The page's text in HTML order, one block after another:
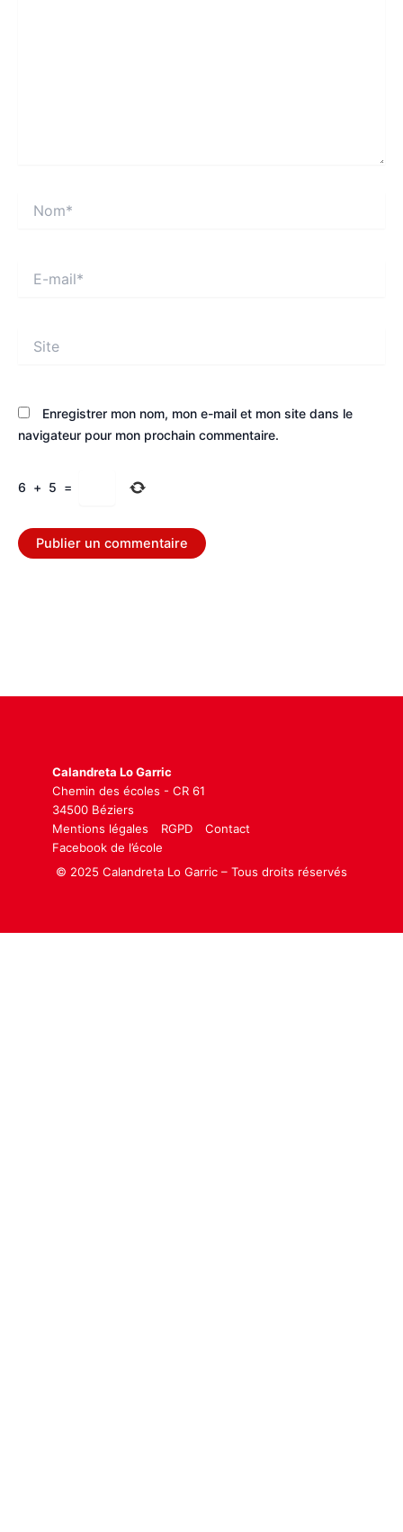
mail*
Enregistrer mon nom, mon e-mail et mon site dans le
navigateur pour mon prochain commentaire.
6 + 5 =
Calandreta Lo Garric
Chemin des écoles - CR 61
34500 Béziers
Mentions légales
RGPD
Contact
Facebook de l’école
© 2025 Calandreta Lo Garric – Tous droits réservés